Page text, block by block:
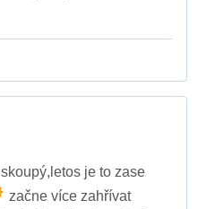
je to zase
začne více zahřívat